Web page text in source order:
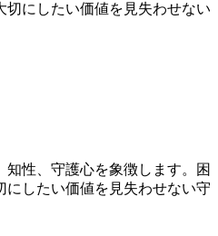
切にしたい価値を見失わせない
性、守護心を象徴します。困
したい価値を見失わせない守